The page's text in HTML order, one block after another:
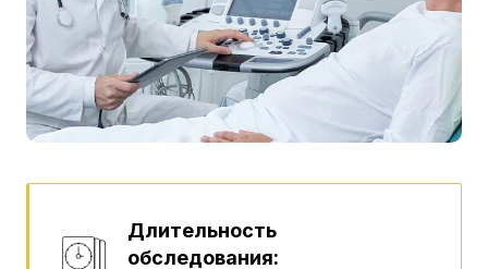
Длительность
обследования: